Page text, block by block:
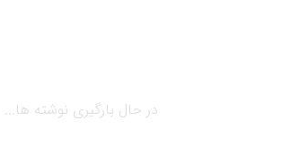
در حال بارگیری نوشته ها...